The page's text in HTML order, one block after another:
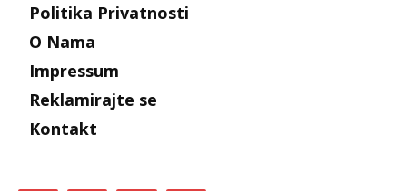
Politika Privatnosti
O Nama
Impressum
Reklamirajte se
Kontakt